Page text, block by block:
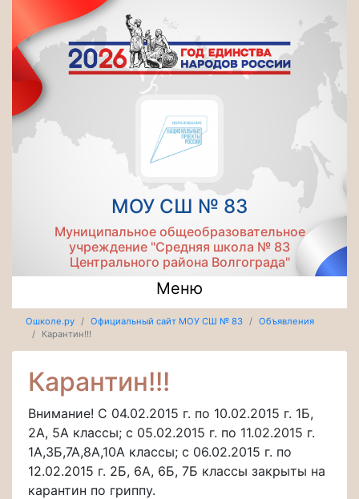
МОУ СШ № 83
Муниципальное общеобразовательное
учреждение "Средняя школа № 83
Центрального района Волгограда"
Меню
Ошколе.ру Официальный сайт МОУ СШ № 83
Объявления
Карантин!!!
Карантин!!!
Внимание! С 04.02.2015 г. по 10.02.2015 г. 1Б,
2А, 5А классы; с 05.02.2015 г. по 11.02.2015 г.
1А,3Б,7А,8А,10А классы; с 06.02.2015 г. по
12.02.2015 г. 2Б, 6А, 6Б, 7Б классы закрыты на
карантин по гриппу.